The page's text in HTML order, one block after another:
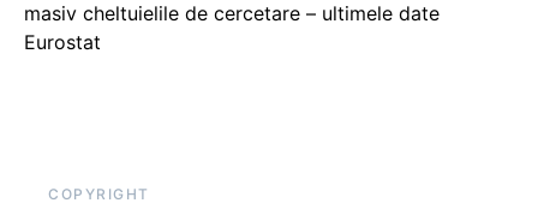
masiv cheltuielile de cercetare – ultimele date
Eurostat
COPYRIGHT